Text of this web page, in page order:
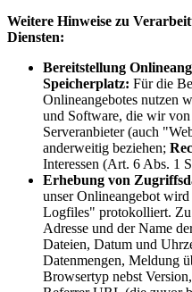
Weitere Hinweise zu
Diensten:
Bereitstellung
Speicherplatz: Für die
Onlineangebotes nutzen
und Software, die wir von
Serveranbieter (auch
anderweitig beziehen;
Interessen (Art. 6 Abs. 1
Erhebung von
unser Onlineangebot
Logfiles" protokolliert.
Adresse und der Name
Dateien, Datum und
Datenmengen, Meldung
Browsertyp nebst